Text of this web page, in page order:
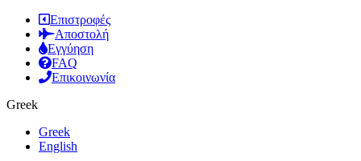
Επιστροφές
Αποστολή
Εγγύηση
FAQ
Επικοινωνία
Greek
Greek
English